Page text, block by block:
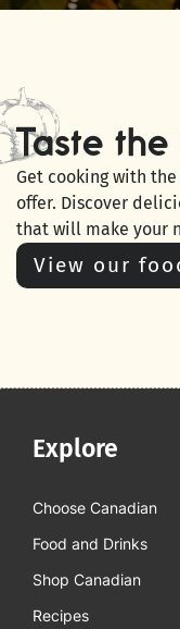
Taste
Get cooking with
offer. Discover
that will make your
View our
Explore
Choose Canadian
Food and Drinks
Shop Canadian
Recipes